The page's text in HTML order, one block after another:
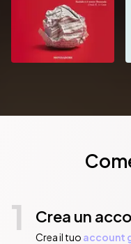
1 Crea un
Crea il tuo account